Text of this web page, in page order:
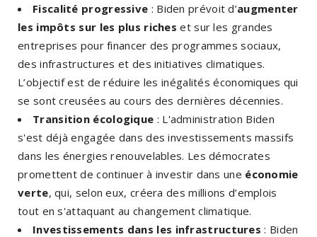
Fiscalité progressive : Biden prévoit d’augmenter
les impôts sur les plus riches et sur les grandes
entreprises pour financer des programmes sociaux,
des infrastructures et des initiatives climatiques.
L’objectif est de réduire les inégalités économiques qui
se sont creusées au cours des dernières décennies.
Transition écologique : L'administration Biden
s'est déjà engagée dans des investissements massifs
dans les énergies renouvelables. Les démocrates
promettent de continuer à investir dans une économie
verte, qui, selon eux, créera des millions d’emplois
tout en s'attaquant au changement climatique.
Investissements dans les infrastructures : Biden